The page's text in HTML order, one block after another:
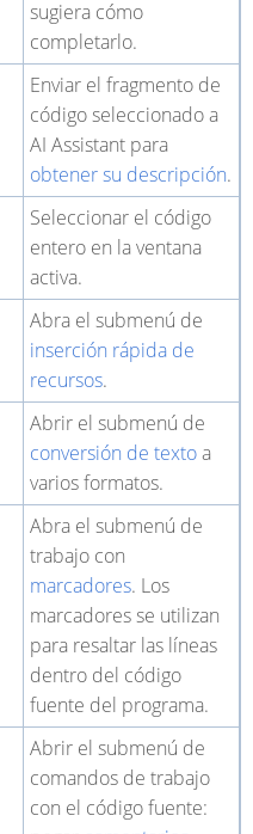
sugiera cómo
completarlo.
Enviar el fragmento de
código seleccionado a
AI Assistant para
obtener su descripción.
Seleccionar el código
entero en la ventana
activa.
Abra el submenú de
inserción rápida de
recursos.
Abrir el submenú de
conversión de textoa
varios formatos.
Abra el submenú de
trabajo con
marcadores. Los
marcadores se utilizan
para resaltar las líneas
dentro del código
fuente del programa.
Abrir el submenú de
comandos de trabajo
con el código fuente: